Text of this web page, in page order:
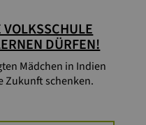
DÜRFEN!
Mädchen in Indien
Zukunft schenken.